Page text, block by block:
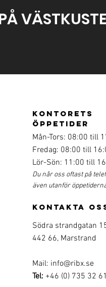
kontorets
öppetider
Mån-Tors: 08:00 till
Fredag: 08:00 till
Lör-Sön: 11:00 till
Du når oss oftast på
även utanför
kontakta
Södra strandgatan
442 66, Marstrand
Mail: info@ribx.se
Tel: +46 (0) 735 32